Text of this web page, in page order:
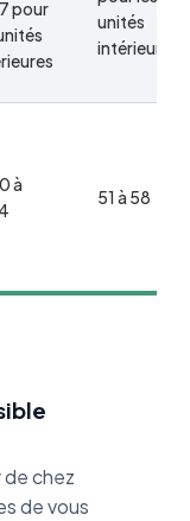
pour
unités
intérieures
à
51 à 58
de chez
de vous